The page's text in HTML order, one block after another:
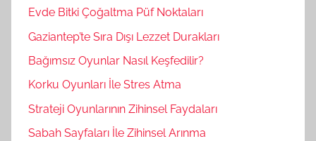
Evde Bitki Çoğaltma Püf Noktaları
Gaziantep’te Sıra Dışı Lezzet Durakları
Bağımsız Oyunlar Nasıl Keşfedilir?
Korku Oyunları İle Stres Atma
Strateji Oyunlarının Zihinsel Faydaları
Sabah Sayfaları İle Zihinsel Arınma